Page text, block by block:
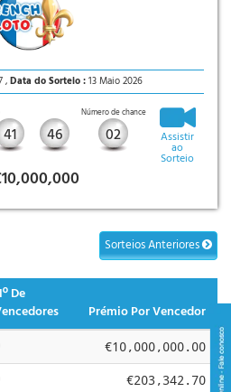
,Data do Sorteio :13 Maio 2026
Número de chance
41 46 02 Assistir
ao
Sorteio
Sorteios Anteriores
De
Prémio Por Vencedor
€10,000,000.00
€203,342.70